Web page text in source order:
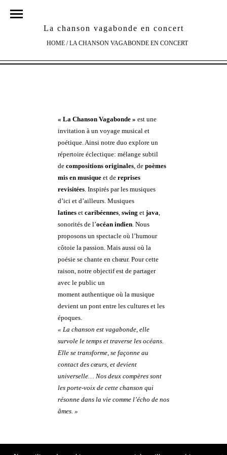
La chanson vagabonde en concert
HOME /LA CHANSON VAGABONDE EN CONCERT
« La Chanson Vagabonde » est une
invitation à un voyage musical et
poétique. Ainsi notre duo explore un
répertoire éclectique: mélange subtil
de compositions originales , de poèmes
mis en musique et de reprises
revisitées . Inspirés par les musiques
d’ici et d’ailleurs. Musiques
latines et caribéennes swing et java
sonorités de l’océan indien . Nous
proposons un spectacle où l’humour
côtoie la passion. Mais aussi où la
poésie se chante en chœur. Pour cette
raison, notre objectif est de partager
avec le public un
moment authentique où la musique
devient un pont entre les cultures et les
époques.
« La chanson est vagabonde, elle
survole le temps et traverse les océans.
Elle se transforme, se façonne au
contact des cœurs, et devient
universelle… Nos deux compères sont
les porte-voix de cette chanson qui
résonne dans la vie comme l’écho de nos
âmes. »